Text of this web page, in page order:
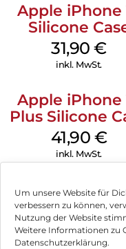
Um unsere Website für
verbessern zu können,
Nutzung der Website
Weitere Informationen zu
Datenschutzerklärung.
Apple iPhone
Silicone
MagSafe
31,90€
inkl. MwSt.
Apple iPhone
Plus Silicone
MagSafe
Gray
41,90 €
inkl. MwSt.
Impressum